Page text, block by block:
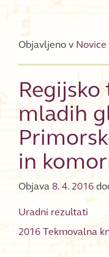
Objavljeno v Novice
mladih
in
Objava 8. 4. 2016
Uradni rezultati
2016 Tekmovalna